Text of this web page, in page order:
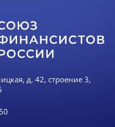
д. 42, строение 3,